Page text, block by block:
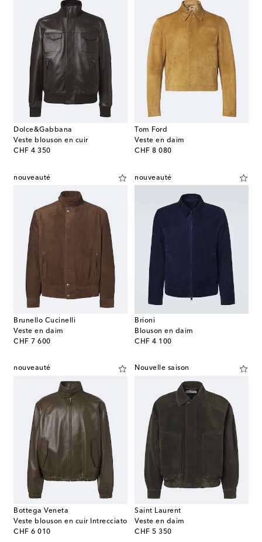
Dolce&Gabbana
Veste blouson en cuir
CHF 4 350
original price
Tom Ford
Veste en daim
CHF 8 080
original price
nouveauté
Brunello Cucinelli
Veste en daim
CHF 7 600
original price
nouveauté
Brioni
Blouson en daim
CHF 4 100
original price
nouveauté
Bottega Veneta
Veste blouson en cuir Intrecciato
CHF 6 010
original price
Nouvelle saison
Saint Laurent
Veste en daim
CHF 5 350
original price